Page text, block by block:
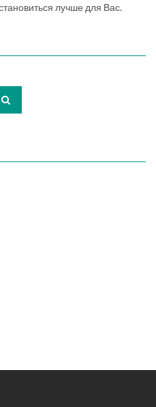
лучше для Вас.